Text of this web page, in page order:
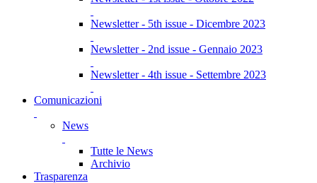
Newsletter - 5th issue - Dicembre 2023
Newsletter - 2nd issue - Gennaio 2023
Newsletter - 4th issue - Settembre 2023
Comunicazioni
News
Tutte le News
Archivio
Trasparenza